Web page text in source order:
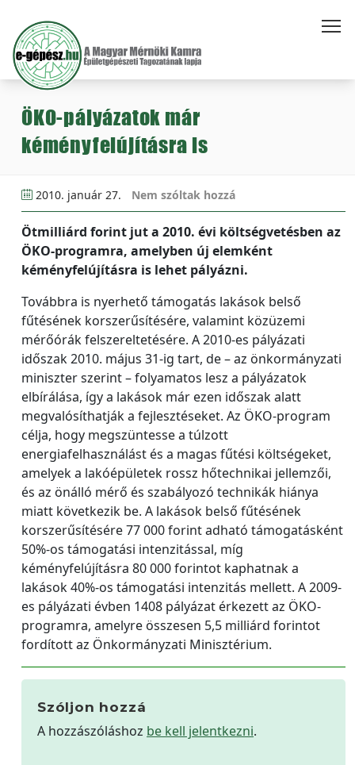
ÖKO-pályázatok már
kéményfelújításra is
2010. január 27. Nem szóltak hozzá
Ötmilliárd forint jut a 2010. évi költségvetésben az
ÖKO-programra, amelyben új elemként
kéményfelújításra is lehet pályázni.
Továbbra is nyerhető támogatás lakások belső
fűtésének korszerűsítésére, valamint közüzemi
mérőórák felszereltetésére. A 2010-es pályázati
időszak 2010. május 31-ig tart, de – az önkormányzati
miniszter szerint – folyamatos lesz a pályázatok
elbírálása, így a lakások már ezen időszak alatt
megvalósíthatják a fejlesztéseket. Az ÖKO-program
célja, hogy megszüntesse a túlzott
energiafelhasználást és a magas fűtési költségeket,
amelyek a lakóépületek rossz hőtechnikai jellemzői,
és az önálló mérő és szabályozó technikák hiánya
miatt következik be. A lakások belső fűtésének
korszerűsítésére 77 000 forint adható támogatásként
50%-os támogatási intenzitással, míg
kéményfelújításra 80 000 forintot kaphatnak a
lakások 40%-os támogatási intenzitás mellett. A 2009-
es pályázati évben 1408 pályázat érkezett az ÖKO-
programra, amelyre összesen 5,5 milliárd forintot
fordított az Önkormányzati Minisztérium.
Szóljon hozzá
A hozzászóláshoz be kell jelentkezni.